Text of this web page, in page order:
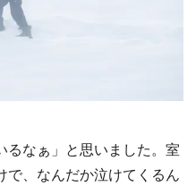
るなぁ」と思いました。室
で、なんだか泣けてくるん